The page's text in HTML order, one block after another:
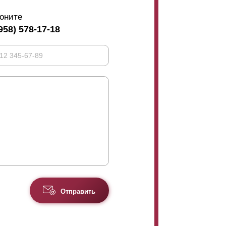
578-17-18
Отправить